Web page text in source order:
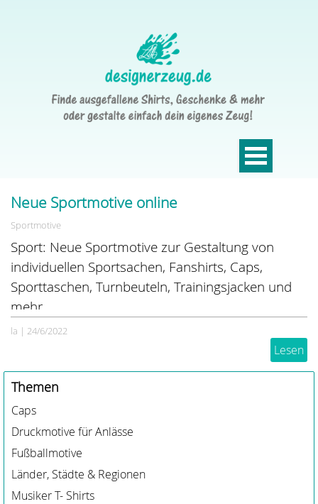
Neue Sportmotive online
Sportmotive
Sport: Neue Sportmotive zur Gestaltung von
individuellen Sportsachen, Fanshirts, Caps,
Sporttaschen, Turnbeuteln, Trainingsjacken und
mehr ...
la | 24/6/2022
Lesen
Themen
Caps
Druckmotive für Anlässe
Fußballmotive
Länder, Städte & Regionen
Musiker T- Shirts